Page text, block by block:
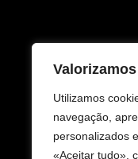
Utilizamos
navegação,
personalizados
«Aceitar tudo»,